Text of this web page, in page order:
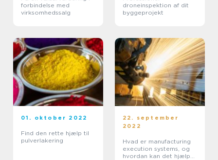
forbindelse med
virksomhedssalg
droneinspektion af dit
byggeprojekt
01. oktober 2022
Find den rette hjælp til
pulverlakering
22. september
2022
Hvad er manufacturing
execution systems, og
hvordan kan det hjælpe